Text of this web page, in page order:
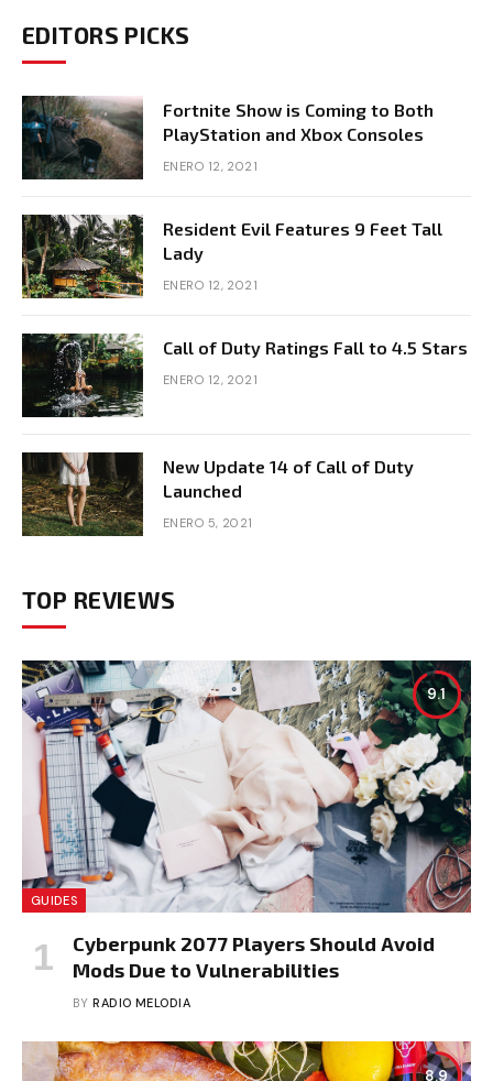
EDITORS PICKS
Fortnite Show is Coming to Both
PlayStation and Xbox Consoles
ENERO 12, 2021
Resident Evil Features 9 Feet Tall
Lady
ENERO 12, 2021
Call of Duty Ratings Fall to 4.5 Stars
ENERO 12, 2021
New Update 14 of Call of Duty
Launched
ENERO 5, 2021
TOP REVIEWS
9.1
GUIDES
Cyberpunk 2077 Players Should Avoid
Mods Due to Vulnerabilities
BY RADIO MELODIA
8.9